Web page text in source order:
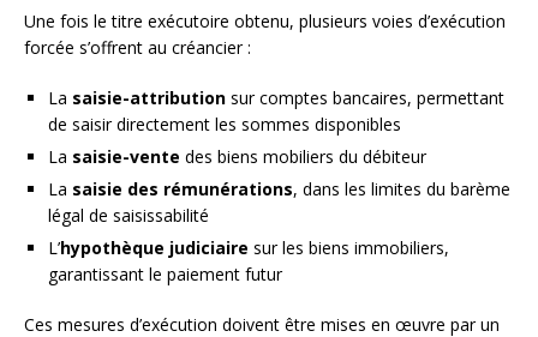
Une fois le titre exécutoire obtenu, plusieurs voies d’exécution
forcée s’offrent au créancier :
La saisie-attribution sur comptes bancaires, permettant
de saisir directement les sommes disponibles
La saisie-vente des biens mobiliers du débiteur
La saisie des rémunérations, dans les limites du barème
légal de saisissabilité
L’hypothèque judiciaire sur les biens immobiliers,
garantissant le paiement futur
Ces mesures d’exécution doivent être mises en œuvre par un